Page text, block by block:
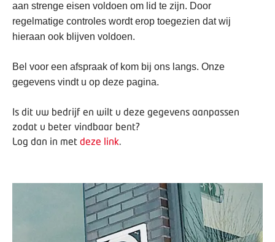
aan strenge eisen voldoen om lid te zijn. Door
regelmatige controles wordt erop toegezien dat wij
hieraan ook blijven voldoen.
Bel voor een afspraak of kom bij ons langs. Onze
gegevens vindt u op deze pagina.
Is dit uw bedrijf en wilt u deze gegevens aanpassen
zodat u beter vindbaar bent?
Log dan in met deze link.